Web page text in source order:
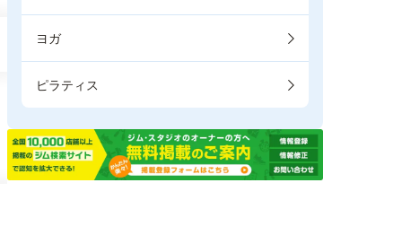
ヨガ
ピラティス